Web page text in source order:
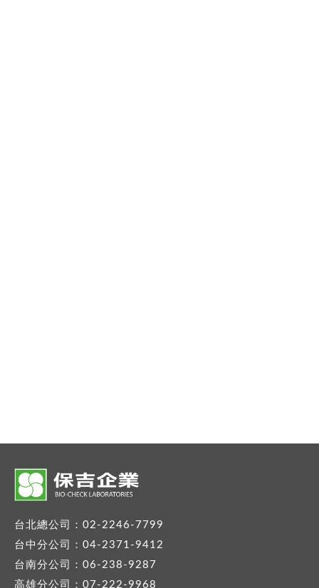
台北總公司：02-2246-7799
台中分公司：04-2371-9412
台南分公司：06-238-9287
高雄分公司：07-222-9968